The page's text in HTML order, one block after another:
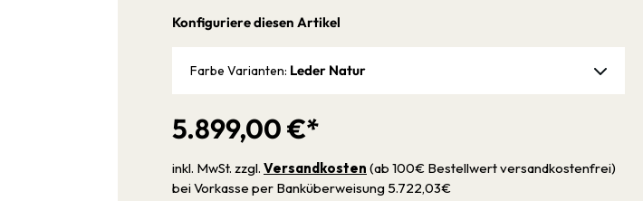
5.899,00 €*
inkl. MwSt. zzgl. Versandkosten (ab 100€ Bestellwert versandkostenfrei)
bei Vorkasse per Banküberweisung 5.722,03€
Konfiguriere diesen Artikel
Farbe Varianten: Leder Natur